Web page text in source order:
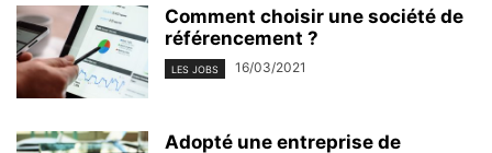
Comment choisir une société de
référencement ?
LES JOBS 16/03/2021
Adopté une entreprise de